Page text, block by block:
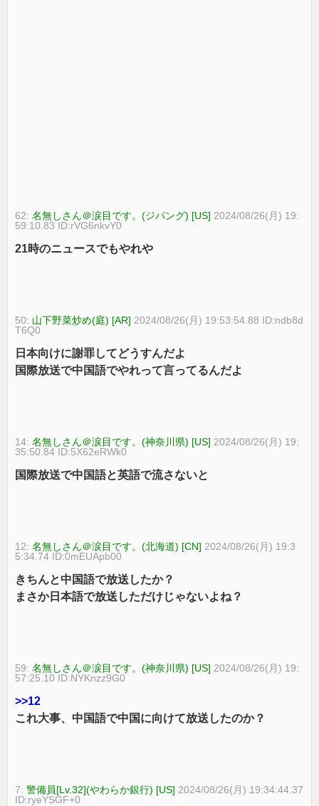
62:名無しさん＠涙目です。(ジパング) [US] 2024/08/26(月) 19:
59:10.83 ID:rVG6nkvY0
21時のニュースでもやれや
50: 山下野菜炒め(庭) [AR] 2024/08/26(月) 19:53:54.88 ID:ndb8d
T6Q0
日本向けに謝罪してどうすんだよ
国際放送で中国語でやれって言ってるんだよ
14:名無しさん＠涙目です。(神奈川県) [US] 2024/08/26(月) 19:
35:50.84 ID:5X62eRWk0
国際放送で中国語と英語で流さないと
12:名無しさん＠涙目です。(北海道) [CN] 2024/08/26(月) 19:3
5:34.74 ID:0mEUApb00
きちんと中国語で放送したか？
まさか日本語で放送しただけじゃないよね？
59:名無しさん＠涙目です。(神奈川県) [US] 2024/08/26(月) 19:
57:25.10 ID:NYKnzz9G0
>>12
これ大事、中国語で中国に向けて放送したのか？
7:警備員[Lv.32](やわらか銀行) [US] 2024/08/26(月) 19:34:44.37
ID:ryeYSGF+0